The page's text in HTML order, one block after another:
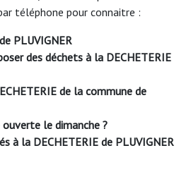
téléphone pour connaitre :
de PLUVIGNER
des déchets à la DECHETERIE
de la commune de
le dimanche ?
à la DECHETERIE de PLUVIGNER